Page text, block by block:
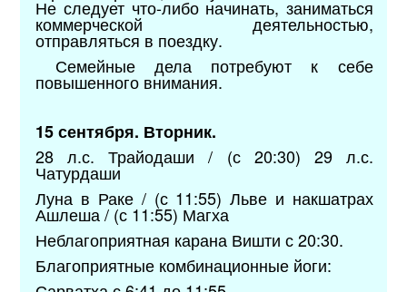
Не следует что-либо начинать, заниматься
коммерческой деятельностью,
отправляться в поездку.
Семейные дела потребуют к себе
повышенного внимания.
15 сентября. Вторник.
28 л.с. Трайодаши / (с 20:30) 29 л.с.
Чатурдаши
Луна в Раке / (с 11:55) Льве и накшатрах
Ашлеша / (с 11:55) Магха
Неблагоприятная карана Вишти с 20:30.
Благоприятные комбинационные йоги: